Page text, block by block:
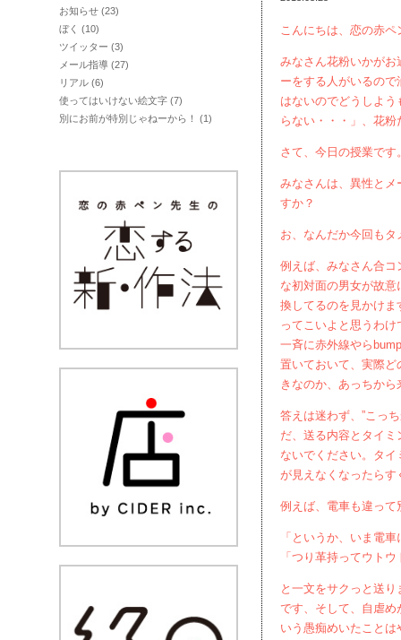
お知らせ (23)
ぼく (10)
ツイッター (3)
メール指導 (27)
リアル (6)
使ってはいけない絵文字 (7)
別にお前が特別じゃねーから！
(1)
こんにちは、恋の赤ペ
みなさん花粉いかが
ーをする人がいるの
はないのでどうしよ
らない・・・」、花粉
さて、今日の授業です
みなさんは、異性と
すか？
お、なんだか今回も
例えば、みなさん合
な初対面の男女が故
換してるのを見かけ
ってこいよと思うわ
一斉に赤外線やら
置いておいて、実際
きなのか、あっちか
答えは迷わず、”こっ
だ、送る内容とタイ
ないでください。タ
が見えなくなったらす
例えば、電車も違っ
「というか、いま電
「つり革持ってウト
と一文をサクっと送
です、そして、自虐
いう愚痴めいたこと